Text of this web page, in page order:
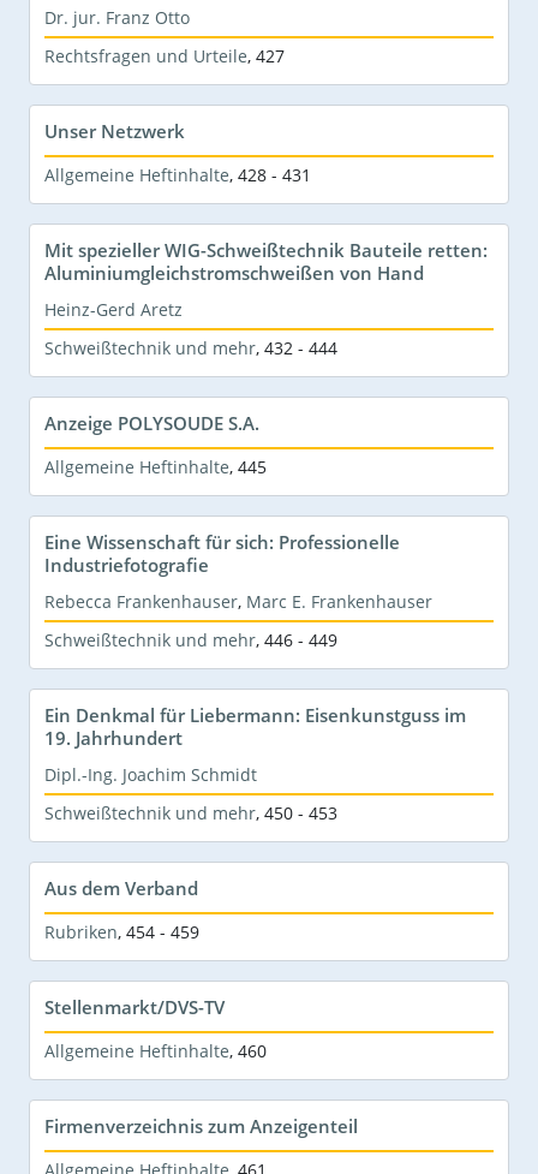
Dr. jur. Franz Otto
Rechtsfragen und Urteile, 427
Unser Netzwerk
Allgemeine Heftinhalte, 428 - 431
Mit spezieller WIG-Schweißtechnik Bauteile retten:
Aluminiumgleichstromschweißen von Hand
Heinz-Gerd Aretz
Schweißtechnik und mehr, 432 - 444
Anzeige POLYSOUDE S.A.
Allgemeine Heftinhalte, 445
Eine Wissenschaft für sich: Professionelle
Industriefotografie
Rebecca Frankenhauser, Marc E. Frankenhauser
Schweißtechnik und mehr, 446 - 449
Ein Denkmal für Liebermann: Eisenkunstguss im
19. Jahrhundert
Dipl.-Ing. Joachim Schmidt
Schweißtechnik und mehr, 450 - 453
Aus dem Verband
Rubriken, 454 - 459
Stellenmarkt/DVS-TV
Allgemeine Heftinhalte, 460
Firmenverzeichnis zum Anzeigenteil